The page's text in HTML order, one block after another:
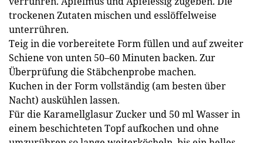
trockenen Zutaten mischen und esslöffelweise
unterrühren.
Teig in die vorbereitete Form füllen und auf zweiter
Schiene von unten 50–60 Minuten backen. Zur
Überprüfung die Stäbchenprobe machen.
Kuchen in der Form vollständig (am besten über
Nacht) auskühlen lassen.
Für die Karamellglasur Zucker und 50 ml Wasser in
einem beschichteten Topf aufkochen und ohne